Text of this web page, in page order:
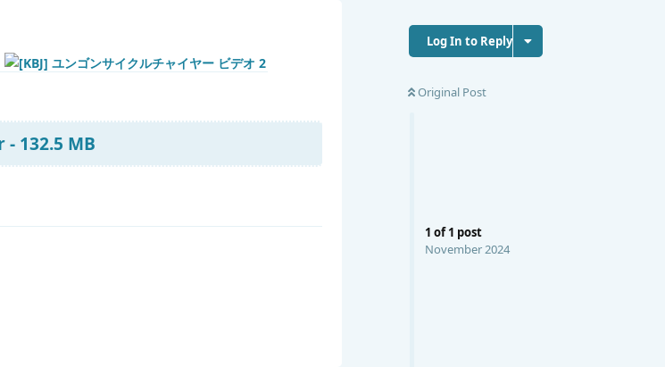
Log In to Reply
Original Post
1 of1 post
November 2024
- 132.5 MB